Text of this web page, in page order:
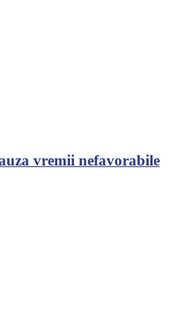
vremii nefavorabile